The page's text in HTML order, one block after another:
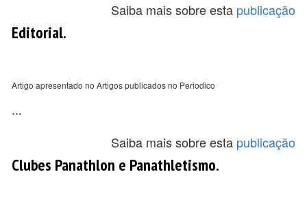
Saiba mais sobre esta publicação
Editorial.
Artigo apresentado no Artigos publicados no Periodico
...
Saiba mais sobre esta publicação
Clubes Panathlon e Panathletismo.